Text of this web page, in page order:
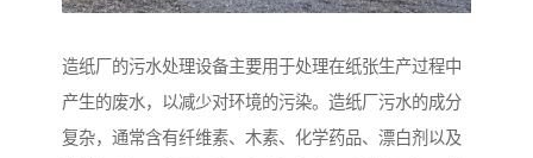
造纸厂的污水处理设备主要用于处理在纸张生产过程中
产生的废水，以减少对环境的污染。造纸厂污水的成分
复杂，通常含有纤维素、木素、化学药品、漂白剂以及